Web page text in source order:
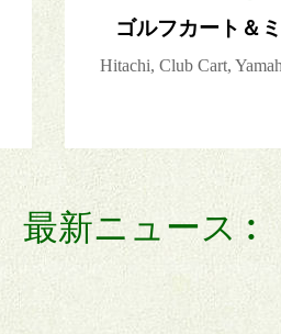
ゴルフカート＆
Hitachi, Club Cart,
最新ニュース :